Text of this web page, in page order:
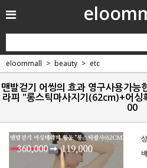
eloommall beauty etc
맨발걷기 어씽의 효과 영구사용가능
라피 "롱스틱마사지기(62cm)+어
00